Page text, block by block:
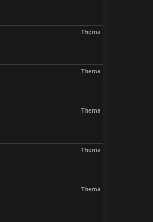
Thema
Thema
Thema
Thema
Thema